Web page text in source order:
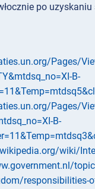
po uzyskaniu
Pages/
B-
Pages/
B-
wiki/
responsibilities-